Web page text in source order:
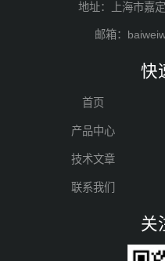
地址：上海市嘉
邮箱：
快
首页
产品中心
技术文章
联系我们
关